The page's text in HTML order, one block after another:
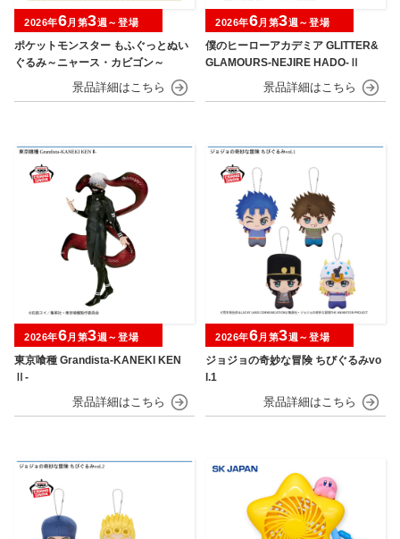
ポケットモンスター もふぐっとぬい
ぐるみ～ニャース・カビゴン～
2026年6月第3週～登場
僕のヒーローアカデミア GLITTER&
GLAMOURS-NEJIRE HADO-Ⅱ
2026年6月第3週～登場
東京喰種 Grandista-KANEKI KEN
Ⅱ-
2026年6月第3週～登場
ジョジョの奇妙な冒険 ちびぐるみvo
l.1
2026年6月第3週～登場